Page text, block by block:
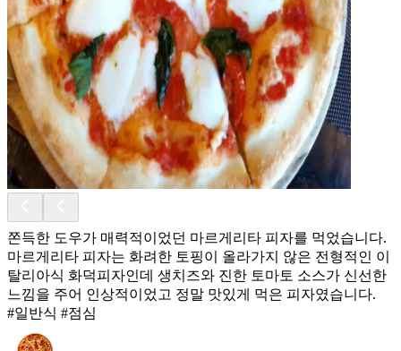
쫀득한 도우가 매력적이었던 마르게리타 피자를 먹었습니다.
마르게리타 피자는 화려한 토핑이 올라가지 않은 전형적인 이
탈리아식 화덕피자인데 생치즈와 진한 토마토 소스가 신선한
느낌을 주어 인상적이었고 정말 맛있게 먹은 피자였습니다.
#일반식 #점심